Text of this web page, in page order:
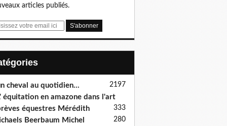
articles publiés.
cheval au quotidien... 2197
équitation en amazone dans l'art
333
équestres Mérédith
Beerbaum Michel
280